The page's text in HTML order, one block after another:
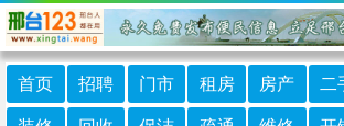
首页 招聘 门市 租房 房产 二